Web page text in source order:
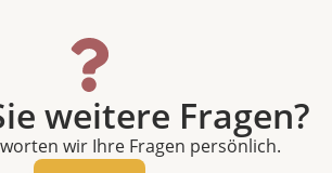
weitere Fragen?
wir Ihre Fragen persönlich.